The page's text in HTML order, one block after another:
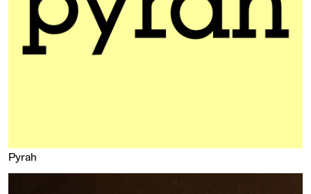
Pyrah